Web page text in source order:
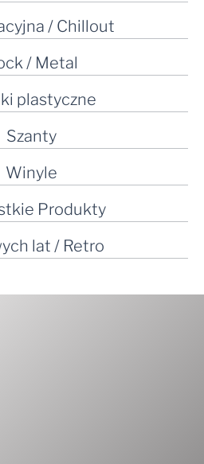
/ Chillout
/ Metal
plastyczne
Szanty
Winyle
Produkty
lat / Retro